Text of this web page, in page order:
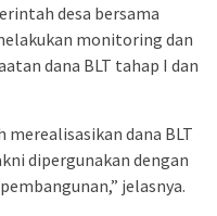
desa bersama
monitoring dan
dana BLT tahap I dan
merealisasikan dana BLT
dipergunakan dengan
jelasnya.